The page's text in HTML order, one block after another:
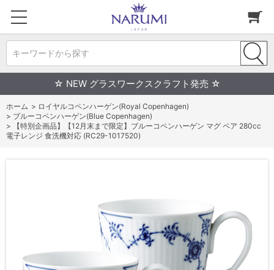
キーワードから探す
☆ NEW グラスワークスクラフト発売 ☆
ホーム > ロイヤルコペンハーゲン(Royal Copenhagen)
> ブルーコペンハーゲン(Blue Copenhagen)
>
【特別企画品】【12月末まで限定】ブルーコペンハーゲン マグ ペア 280cc
電子レンジ 食洗機対応 (RC29-1017520)